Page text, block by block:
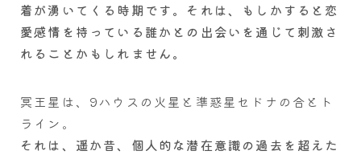
着が湧いてくる時期です。それは、もしかすると恋
愛感情を持っている誰かとの出会いを通じて刺激さ
れることかもしれません。
冥王星は、9ハウスの火星と準惑星セドナの合とト
ライン。
それは、遥か昔、個人的な潜在意識の過去を超えた